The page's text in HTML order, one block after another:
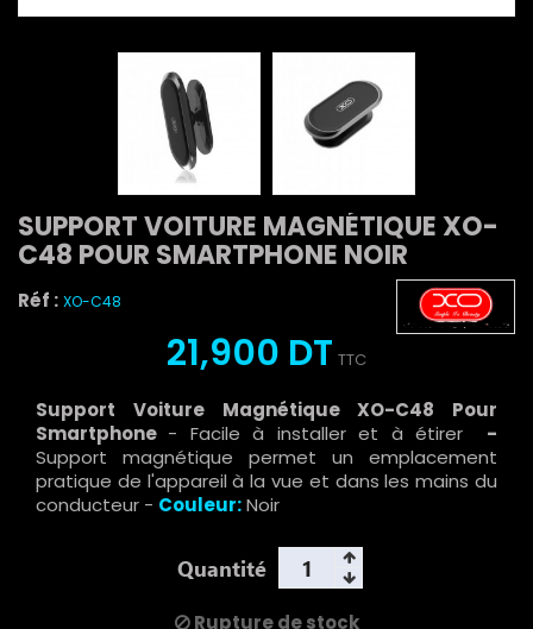
SUPPORT VOITURE MAGNÉTIQUE XO-
C48 POUR SMARTPHONE NOIR
Réf : XO-C48
21,900 DT TTC
Support Voiture Magnétique XO-C48 Pour
Smartphone - Facile à installer et à étirer
-
Support magnétique permet un emplacement
pratique de l'appareil à la vue et dans les mains du
conducteur - Couleur:Noir
Quantité
Rupture de stock